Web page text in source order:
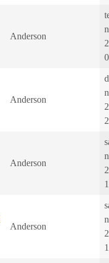
Anderson
Anderson
Anderson
Anderson